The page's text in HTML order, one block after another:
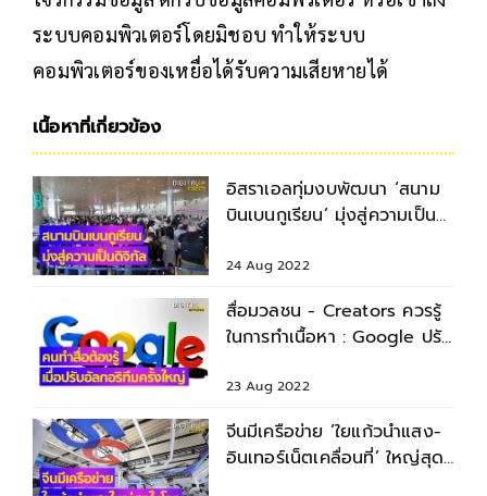
ระบบคอมพิวเตอร์โดยมิชอบ ทำให้ระบบ
คอมพิวเตอร์ของเหยื่อได้รับความเสียหายได้
เนื้อหาที่เกี่ยวข้อง
อิสราเอลทุ่มงบพัฒนา ‘สนาม
บินเบนกูเรียน’ มุ่งสู่ความเป็น
24 Aug 2022
สื่อมวลชน - Creators ควรรู้
ในการทำเนื้อหา : Google ปรับ
23 Aug 2022
จีนมีเครือข่าย ‘ใยแก้วนำแสง-
อินเทอร์เน็ตเคลื่อนที่’ ใหญ่สุด